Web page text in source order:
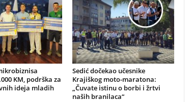
KM, podrška za
ideja mladih
Sedić dočekao učesnike
Krajiškog moto-maratona:
„Čuvate istinu o borbi i žrtvi
naših branilaca“